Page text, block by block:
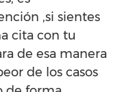
,si sientes
cita con tu
de esa manera
de los casos